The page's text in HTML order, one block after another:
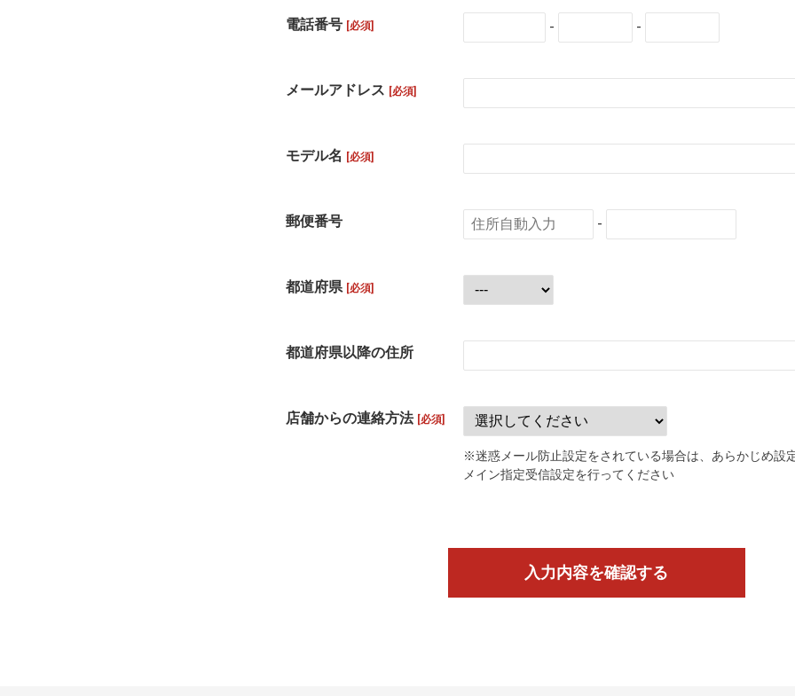
電話番号 [必須] - -
メールアドレス [必須]
モデル名 [必須]
郵便番号 -
都道府県 [必須]
都道府県以降の住所
店舗からの連絡方法 [必須]
※迷惑メール防止設定をされている場合は、あらかじめ設
メイン指定受信設定を行ってください